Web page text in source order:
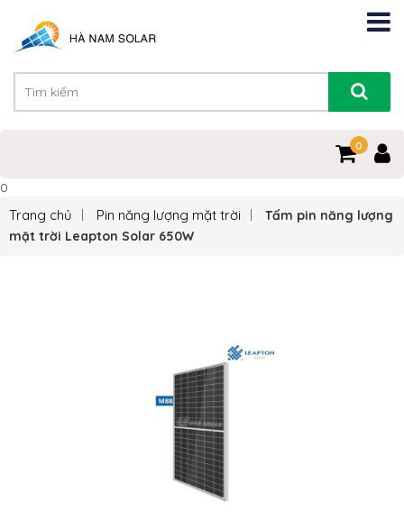
0
0
Trang chủ Pin năng lượng mặt trời
Tấm pin năng lượng
mặt trời Leapton Solar 650W